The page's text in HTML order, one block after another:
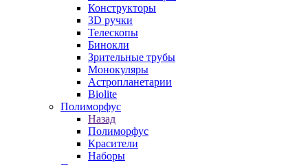
Конструкторы
3D ручки
Телескопы
Бинокли
Зрительные трубы
Монокуляры
Астропланетарии
Biolite
Полиморфус
Назад
Полиморфус
Красители
Наборы